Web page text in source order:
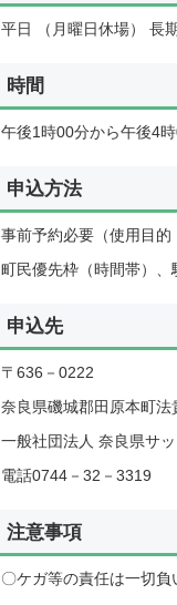
平日 （月曜日休場） 長
時間
午後1時00分から午後4
申込方法
事前予約必要（使用目的
町民優先枠（時間帯）
申込先
〒636－0222
奈良県磯城郡田原本町法
一般社団法人 奈良県サ
電話0744－32－3319
注意事項
〇ケガ等の責任は一切負